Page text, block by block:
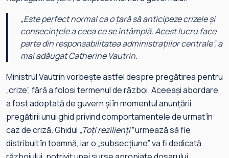
„Este perfect normal ca o țară să anticipeze crizele și
consecințele a ceea ce se întâmplă. Acest lucru face
parte din responsabilitatea administrațiilor centrale”, a
mai adăugat Catherine Vautrin.
Ministrul Vautrin vorbește astfel despre pregătirea pentru
„crize”, fără a folosi termenul de război. Aceeași abordare
a fost adoptată de guvern și în momentul anunțării
pregătirii unui ghid privind comportamentele de urmat în
caz de criză. Ghidul „Toți rezilienți”urmează să fie
distribuit în toamnă, iar o „subsecțiune” va fi dedicată